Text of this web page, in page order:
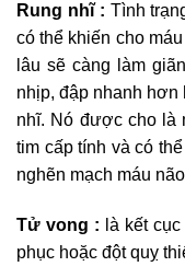
Rung nhĩ : Tình
có thể khiến cho
lâu sẽ càng làm
nhịp, đập nhanh hơn
nhĩ. Nó được cho là
tim cấp tính và có
nghẽn mạch máu
Tử vong : là kết
phục hoặc đột quỵ